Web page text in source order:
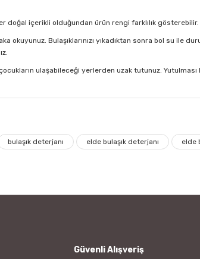
doğal içerikli olduğundan ürün rengi farklılık gösterebilir.
okuyunuz. Bulaşıklarınızı yıkadıktan sonra bol su ile
ulaşabileceği yerlerden uzak tutunuz.
en iyi deterjan
bozuk veya görüntülenemiyor.
bulaşık deterjanı elde bulaşık deterjanı elde
Güvenli Alışveriş